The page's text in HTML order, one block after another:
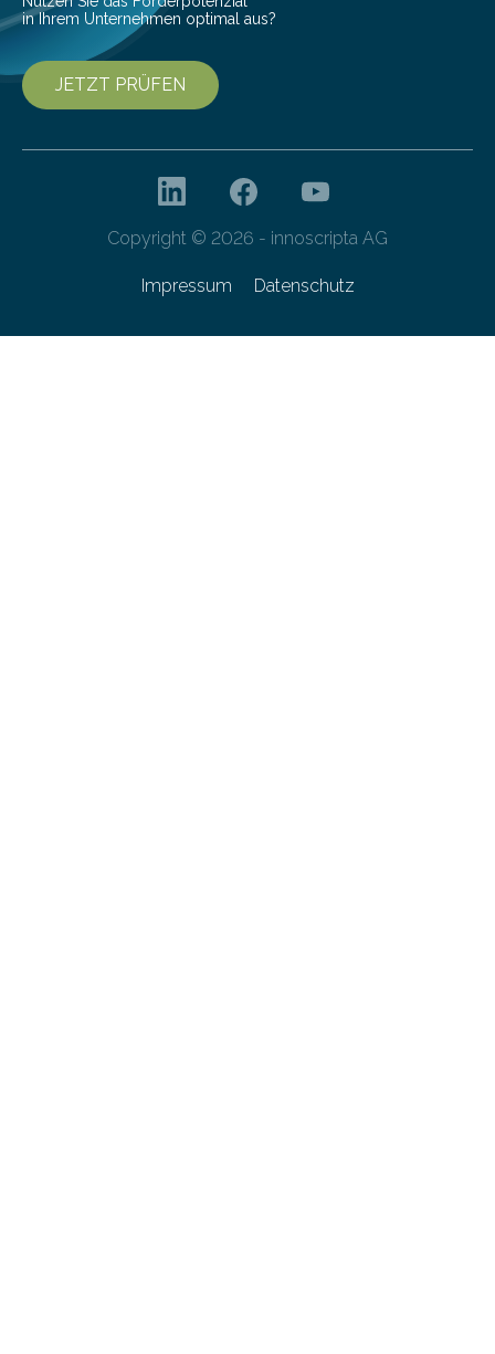
in Ihrem Unternehmen optimal aus?
JETZT PRÜFEN
Copyright © 2026 - innoscripta AG
Impressum Datenschutz